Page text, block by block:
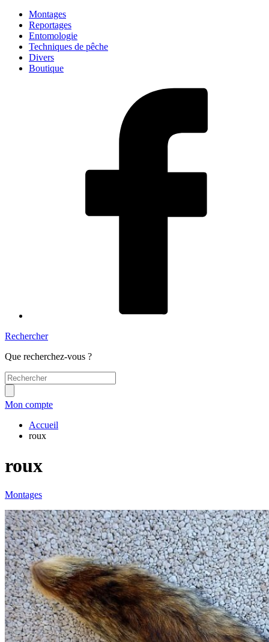
Montages
Reportages
Entomologie
Techniques de pêche
Divers
Boutique
Rechercher
Que recherchez-vous ?
Mon compte
Accueil
roux
roux
Montages